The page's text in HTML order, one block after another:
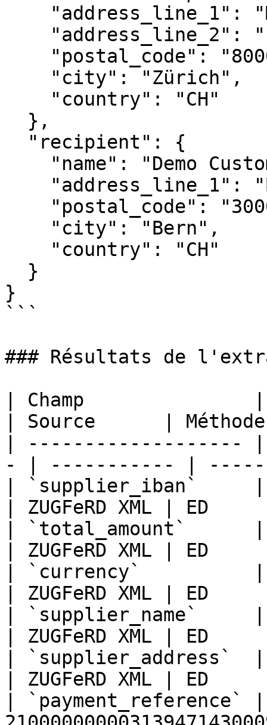
}
```
### Résultats de
| Champ               |
| Source      |
| -------------------
- | ----------- |
| `supplier_iban`     |
| ZUGFeRD XML | ED
| `total_amount`      |
| ZUGFeRD XML | ED
| `currency`          |
| ZUGFeRD XML | ED
| `supplier_name`     |
| ZUGFeRD XML | ED
| `supplier_address`  |
| ZUGFeRD XML | ED
| `payment_reference` |